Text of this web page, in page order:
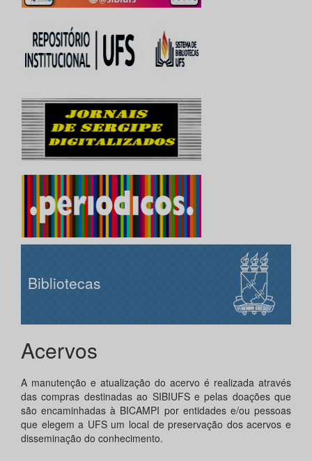
Bibliotecas
Acervos
A manutenção e atualização do acervo é realizada através
das compras destinadas ao SIBIUFS e pelas doações que
são encaminhadas à BICAMPI por entidades e/ou pessoas
que elegem a UFS um local de preservação dos acervos e
disseminação do conhecimento.